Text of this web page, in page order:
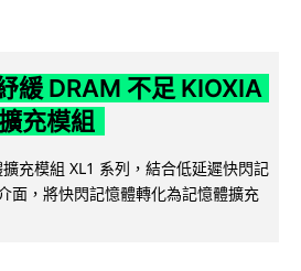
緩 DRAM 不足 KIOXIA
充模組
充模組 XL1 系列，結合低延遲快閃記
面，將快閃記憶體轉化為記憶體擴充